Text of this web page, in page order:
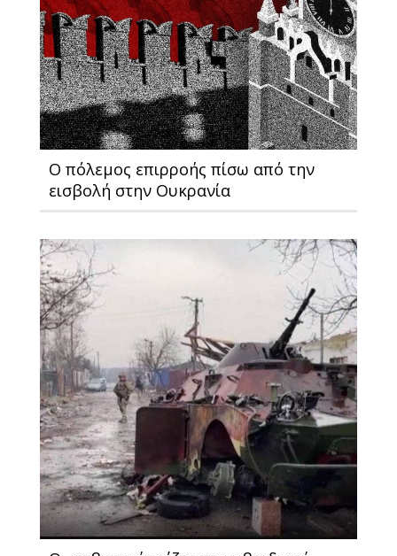
Ο πόλεμος επιρροής πίσω από την
εισβολή στην Ουκρανία